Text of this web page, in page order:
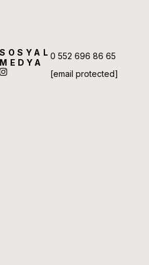
SOSYAL
MEDYA
0 552 696 86 65
[email protected]